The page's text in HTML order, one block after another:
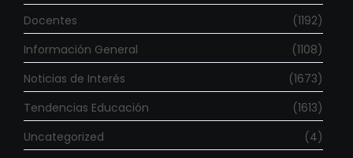
Docentes
(1192)
Información General
(1108)
Noticias de Interés
(1673)
Tendencias Educación
(1613)
Uncategorized
(4)